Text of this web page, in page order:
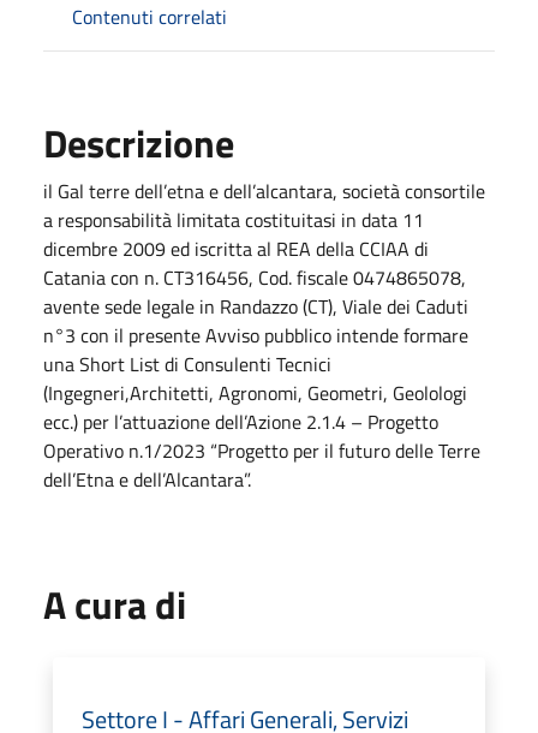
Contenuti correlati
Descrizione
il Gal terre dell’etna e dell’alcantara, società consortile
a responsabilità limitata costituitasi in data 11
dicembre 2009 ed iscritta al REA della CCIAA di
Catania con n. CT316456, Cod. fiscale 0474865078,
avente sede legale in Randazzo (CT), Viale dei Caduti
n°3 con il presente Avviso pubblico intende formare
una Short List di Consulenti Tecnici
(Ingegneri,Architetti, Agronomi, Geometri, Geolologi
ecc.) per l’attuazione dell’Azione 2.1.4 – Progetto
Operativo n.1/2023 “Progetto per il futuro delle Terre
dell’Etna e dell’Alcantara”.
A cura di
Settore I - Affari Generali, Servizi